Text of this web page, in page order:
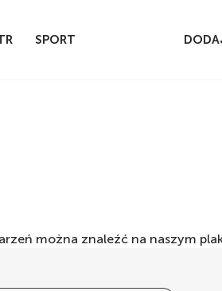
SPORT
można znaleźć na naszym